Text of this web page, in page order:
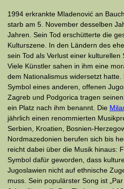
1994 erkrankte Mladenović an
starb am 5. November desselben
Jahren. Sein Tod erschütterte die
Kulturszene. In den Ländern des
sein Tod als Verlust einer kulturellen
Viele Künstler sahen in ihm eine
dem Nationalismus widersetzt
Symbol eines anderen, offenen
Zagreb und Podgorica tragen
ein Platz nach ihm benannt. Die
jährlich einen renommierten
Serbien, Kroatien, Bosnien-
Nordmazedonien berufen sich bis
reicht dabei über die Musik hinaus:
Symbol dafür geworden, dass
Jugoslawien nicht auf ethnische
muss. Sein populärster Song ist